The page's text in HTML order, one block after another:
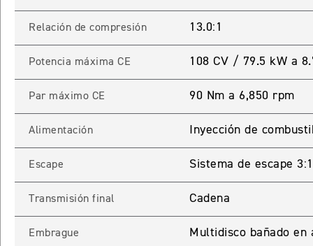
Precio desde $11.690.000
NEWTRIDENT 800
Precio desde $12.690.000
RX
Precio desde $15.890.000
MOTO2
Relación de compresión 13.0:1
Potencia máxima CE 108 CV / 79.5 kW a
Par máximo CE 90 Nm a 6,850 rpm
Alimentación Inyección de
Escape Sistema de escape
Transmisión final Cadena
Embrague Multidisco bañado en